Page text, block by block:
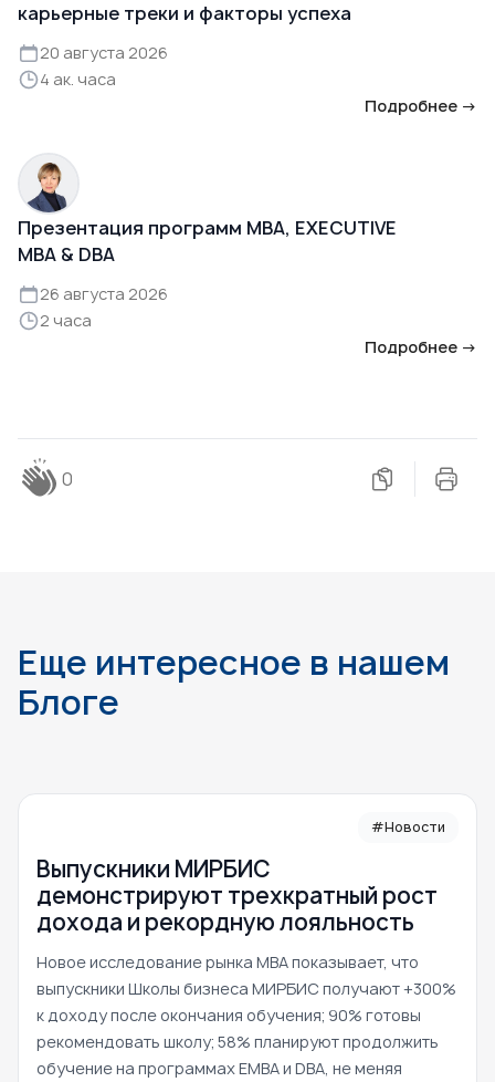
карьерные треки и факторы успеха
20 августа 2026
4 ак. часа
Подробнее →
Презентация программ MBA, EXECUTIVE
MBA & DBA
26 августа 2026
2 часа
Подробнее →
0
Еще интересное в нашем
Блоге
#Новости
Выпускники МИРБИС
демонстрируют трехкратный рост
дохода и рекордную лояльность
Новое исследование рынка MBA показывает, что
выпускники Школы бизнеса МИРБИС получают +300%
к доходу после окончания обучения; 90% готовы
рекомендовать школу; 58% планируют продолжить
обучение на программах EMBA и DBA, не меняя